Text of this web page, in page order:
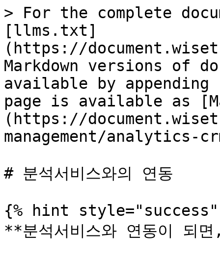
> For the complete
[llms.txt]
(https://
Markdown versions of
available by
page is available as
(https://
management/analytics-
# 분석서비스와의 연동
{% hint style="success"
**분석서비스와 연동이 되